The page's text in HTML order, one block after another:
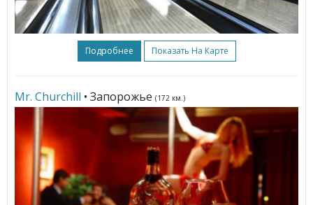
Подробнее Показать На Карте
Mr. Churchill • Запорожье (172 км.)